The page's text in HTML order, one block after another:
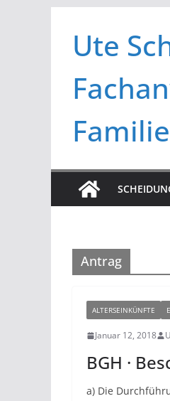
Inhalt
springen
Ute
Antrag
ALTERSEINKÜNFTE
Januar 12, 2018
BGH ·
a) Die